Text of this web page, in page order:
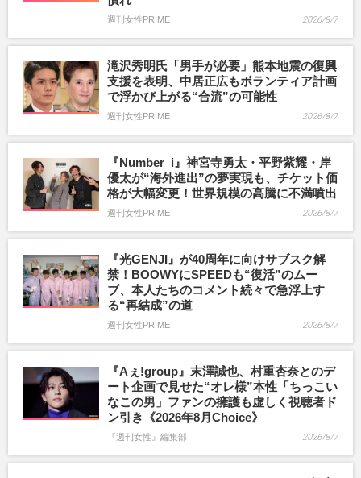
週刊女性PRIME 2026/8/7
滝沢秀明氏「男手が必要」熊本地震の復興
支援を表明、中居正広もボランティア計画
で浮かび上がる“合流”の可能性
週刊女性PRIME 2026/8/7
『Number_i』神宮寺勇太・平野紫耀・岸
優太が“海外進出”の夢実現も、チケット価
格が大幅変更！世界規模の高騰に不満噴出
週刊女性PRIME 2026/8/7
『光GENJI』が40周年に向けサブスク解
禁！BOOWYにSPEEDも“復活”のムー
ブ、本人たちのコメント続々で急浮上す
る“再結成”の道
週刊女性PRIME 2026/8/7
『Aぇ!group』末澤誠也、村重杏奈とのデ
ート企画で見せた“オレ様”本性「ちっこい
なこの男」ファンの擁護も虚しく視聴者ド
ン引き《2026年8月Choice》
『週刊女性』編集部 2026/8/7